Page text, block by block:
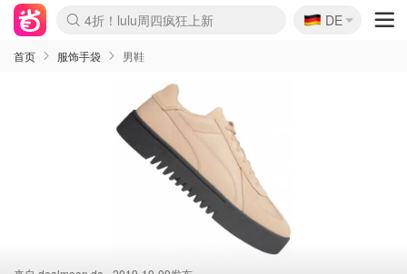
Boticinal 夏促开抢！
4折！lulu周四疯狂上新
还没结束！&OtherStories大促
Joybuy变相75折 随时失效
速领！Stanley独家85折
疑似霸哥！Camper额外叠85折
Zalando 奥莱闪促！每日更新
Moncler反季囤！5折起+叠9折
Coach Brooklyn仅€192
🇩🇪
DE
首页 服饰手袋 男鞋